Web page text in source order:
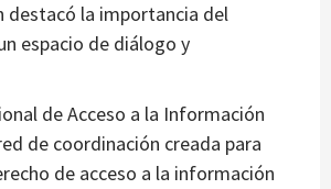
destacó la importancia del
espacio de diálogo y
de Acceso a la Información
de coordinación creada para
de acceso a la información